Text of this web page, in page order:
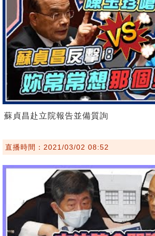
蘇貞昌赴立院報告並備質詢
直播時間：2021/03/02 08:52